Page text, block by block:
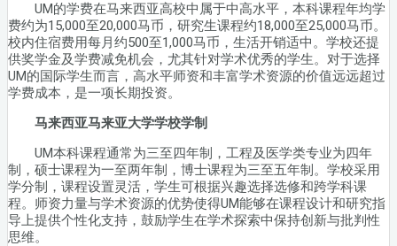
UM的学费在马来西亚高校中属于中高水平，本科课程年均学
费约为15,000至20,000马币，研究生课程约18,000至25,000马币。
校内住宿费用每月约500至1,000马币，生活开销适中。学校还提
供奖学金及学费减免机会，尤其针对学术优秀的学生。对于选择
UM的国际学生而言，高水平师资和丰富学术资源的价值远远超过
学费成本，是一项长期投资。
马来西亚马来亚大学学校学制
UM本科课程通常为三至四年制，工程及医学类专业为四年
制，硕士课程为一至两年制，博士课程为三至五年制。学校采用
学分制，课程设置灵活，学生可根据兴趣选择选修和跨学科课
程。师资力量与学术资源的优势使得UM能够在课程设计和研究指
导上提供个性化支持，鼓励学生在学术探索中保持创新与批判性
思维。